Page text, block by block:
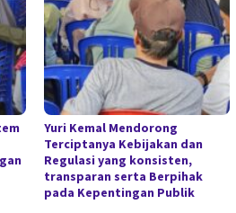
Yuri Kemal Mendorong
Terciptanya Kebijakan dan
Regulasi yang konsisten,
transparan serta Berpihak
pada Kepentingan Publik